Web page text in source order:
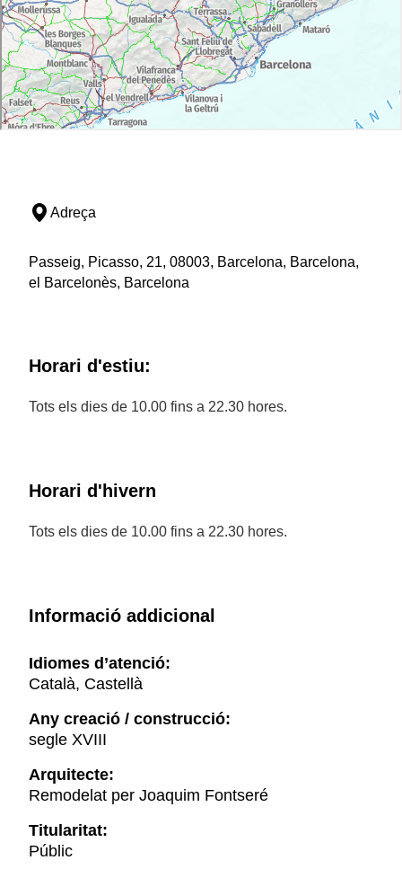
Adreça
Passeig, Picasso, 21, 08003, Barcelona, Barcelona,
el Barcelonès, Barcelona
Horari d'estiu:
Tots els dies de 10.00 fins a 22.30 hores.
Horari d'hivern
Tots els dies de 10.00 fins a 22.30 hores.
Informació addicional
Idiomes d’atenció:
Català, Castellà
Any creació / construcció:
segle XVIII
Arquitecte:
Remodelat per Joaquim Fontseré
Titularitat:
Públic